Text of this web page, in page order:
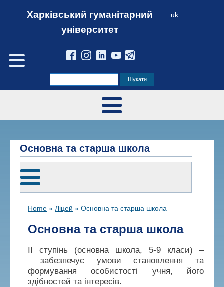
Харківський гуманітарний
університет
uk
Основна та старша школа
Home » Ліцей » Основна та старша школа
Основна та старша школа
II ступінь (основна школа, 5-9 класи) –
забезпечує умови становлення та
формування особистості учня, його
здібностей та інтересів.